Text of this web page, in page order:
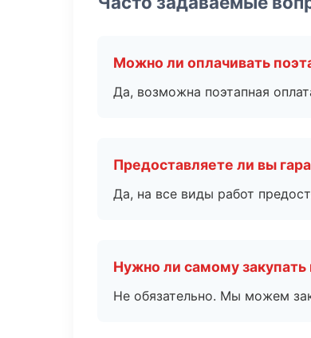
Можно ли оплачивать
Да, возможна поэтапная
Предоставляете ли вы
Да, на все виды работ
Нужно ли самому
Не обязательно. Мы можем